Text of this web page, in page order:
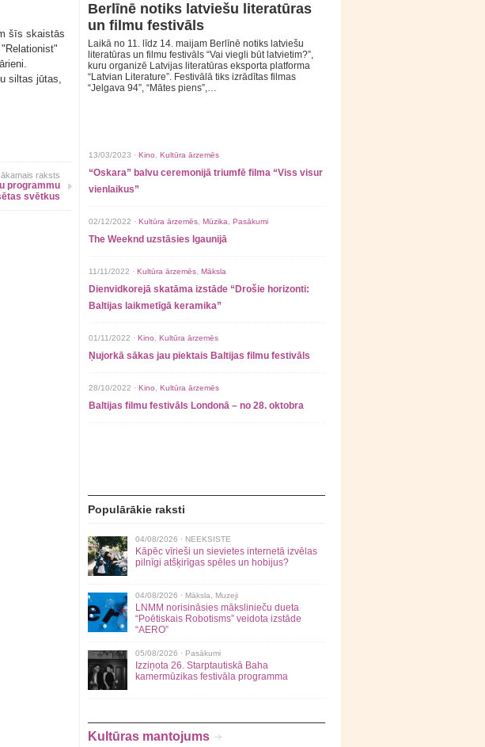
šīs skaistās
siltas jūtas,
raksts
programmu
svētkus
Berlīnē notiks latviešu literatūras
un filmu festivāls
Laikā no 11. līdz 14. maijam Berlīnē notiks latviešu
literatūras un filmu festivāls “Vai viegli būt latvietim?”,
kuru organizē Latvijas literatūras eksporta platforma
“Latvian Literature”. Festivālā tiks izrādītas filmas
“Jelgava 94”, “Mātes piens”,…
13/03/2023 · Kino Kultūra ārzemēs
“Oskara” balvu ceremonijā triumfē filma “Viss visur
vienlaikus”
02/12/2022 · Kultūra ārzemēs Mūzika Pasākumi
The Weeknd uzstāsies Igaunijā
11/11/2022 · Kultūra ārzemēs Māksla
Dienvidkorejā skatāma izstāde “Drošie horizonti:
Baltijas laikmetīgā keramika”
01/11/2022 · Kino Kultūra ārzemēs
Ņujorkā sākas jau piektais Baltijas filmu festivāls
28/10/2022 · Kino Kultūra ārzemēs
Baltijas filmu festivāls Londonā – no 28. oktobra
Populārākie raksti
04/08/2026 · NEEKSISTE
Kāpēc vīrieši un sievietes internetā izvēlas
pilnīgi atšķirīgas spēles un hobijus?
04/08/2026 · Māksla Muzeji
LNMM norisināsies mākslinieču dueta
“Poētiskais Robotisms” veidota izstāde
“AERO”
05/08/2026 · Pasākumi
Izziņota 26. Starptautiskā Baha
kamermūzikas festivāla programma
Kultūras mantojums